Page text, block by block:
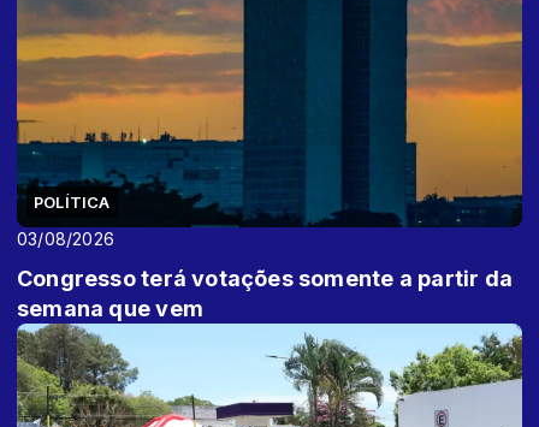
POLÍTICA
03/08/2026
Congresso terá votações somente a partir da
semana que vem